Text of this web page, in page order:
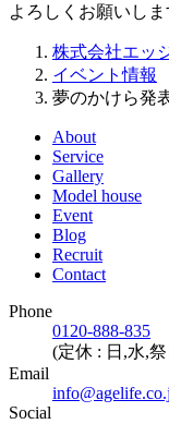
よろしくお願いしま
株式会社エッ
イベント情報
夢のかけら発
About
Service
Gallery
Model house
Event
Blog
Recruit
Contact
Phone
0120-888-835
(定休 : 日,水,
Email
Social